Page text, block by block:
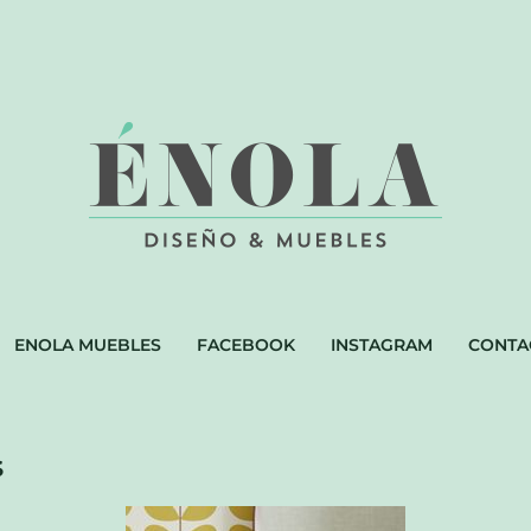
ENOLA MUEBLES FACEBOOK INSTAGRAM